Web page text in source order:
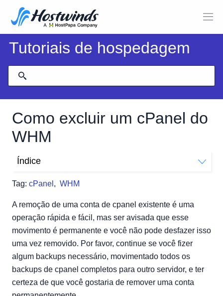
Tutoriais de hospedagem
Como excluir um cPanel do
WHM
Tag: cPanel , WHM
Índice
Como excluir uma conta cPanel de SSH
OPÇÕES
A remoção de uma conta de cpanel existente é uma
operação rápida e fácil, mas ser avisada que esse
movimento é permanente e você não pode desfazer isso
uma vez removido. Por favor, continue se você fizer
algum backups necessário, movimentado todos os
backups de cpanel completos para outro servidor, e ter
certeza de que você gostaria de remover uma conta